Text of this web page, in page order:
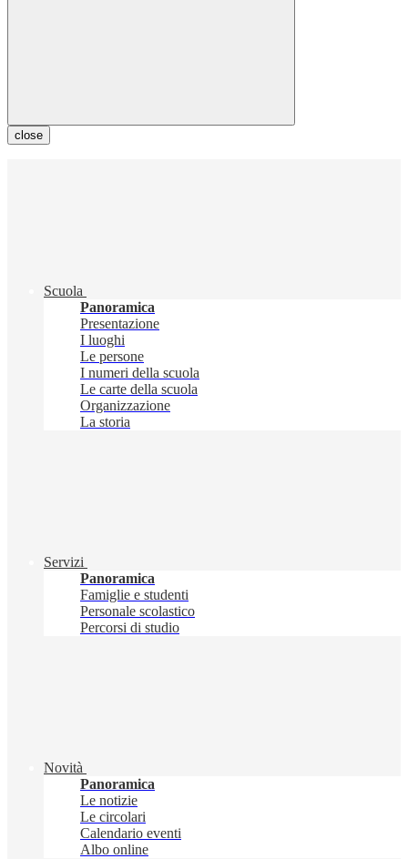
close
Scuola
Panoramica
Presentazione
I luoghi
Le persone
I numeri della scuola
Le carte della scuola
Organizzazione
La storia
Servizi
Panoramica
Famiglie e studenti
Personale scolastico
Percorsi di studio
Novità
Panoramica
Le notizie
Le circolari
Calendario eventi
Albo online